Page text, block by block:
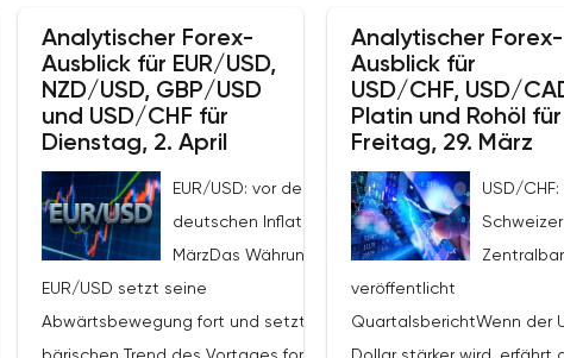
Europäischen Zentralbank (EZB)
ließen die Beamten die Leitzinsen
wie erwartet unverändert
(Leitzins 4,50%, Marginsatz 4,75%,
sich bereit, sie zu senken, wenn
der Inflationsdruck nachlässt. Die
Regulierungsbehörden haben
bestätigt, dass die aktuelle
Verlangsamung des Preisanstiegs
Sitzung der Reserve Bank
Zealand und der
bevorstehenden
Veröffentlichung der US-
Mittwoch geplant sind.Die
neuseeländische
wird den Leitzins
bei 5,50% belassen,
die wirtschaftlichen
Analytischer Forex-
Ausblick für EUR/USD,
NZD/USD, GBP/USD
und USD/CHF für
Dienstag, 2. April
EUR/USD: vor der
deutschen Inflation im
MärzDas Währungspaar
EUR/USD setzt seine
Abwärtsbewegung fort und setzt den
Analytischer Forex-
Ausblick für
USD/CHF, USD/
Platin und Rohöl für
Freitag, 29. März
USD/CHF:
Schweizer
veröffentlicht
QuartalsberichtWenn der